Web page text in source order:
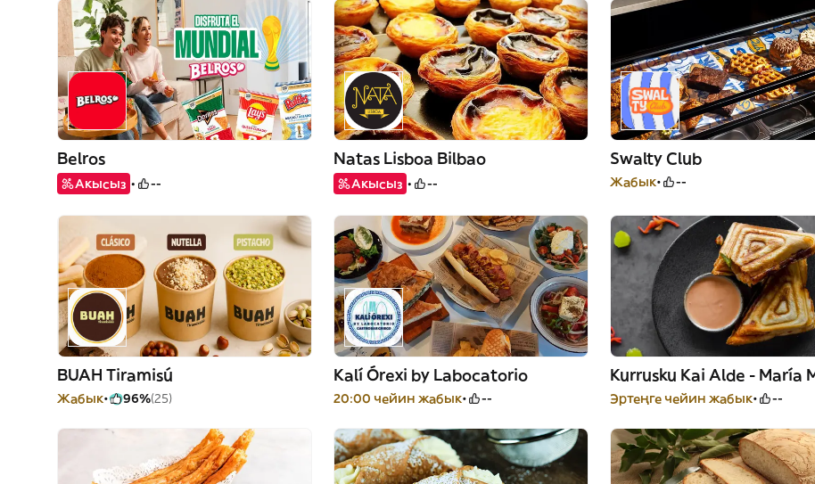
Belros
Акысыз --
Natas Lisboa Bilbao
Акысыз --
Swalty Club
Жабык --
BUAH Tiramisú
Жабык 96%(25)
Kalí Órexi by Labocatorio
20:00 чейин жабык -- Эртеңге чейин жабык --